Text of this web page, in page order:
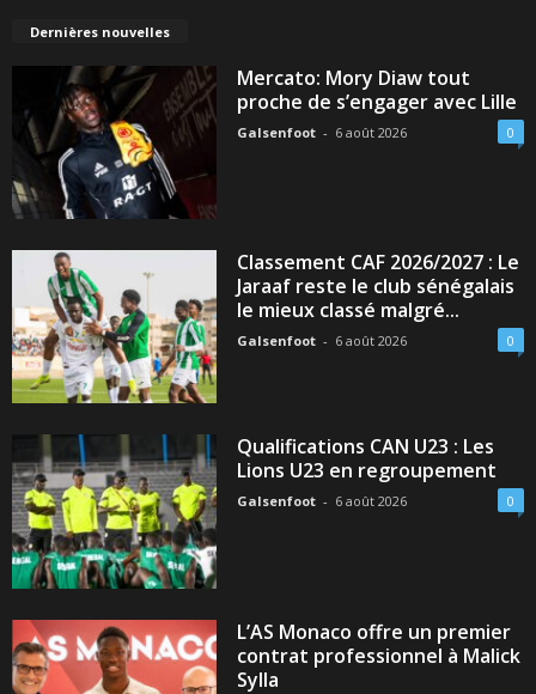
Dernières nouvelles
Mercato: Mory Diaw tout
proche de s’engager avec Lille
Galsenfoot - 6 août 2026 0
Classement CAF 2026/2027 : Le
Jaraaf reste le club sénégalais
le mieux classé malgré...
Galsenfoot - 6 août 2026 0
Qualifications CAN U23 : Les
Lions U23 en regroupement
Galsenfoot - 6 août 2026 0
L’AS Monaco offre un premier
contrat professionnel à Malick
Sylla